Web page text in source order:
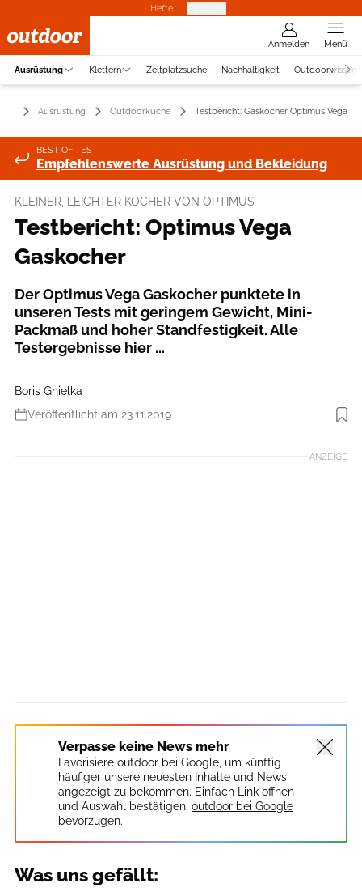
Hefte
Anmelden Menü
Ausrüstung Klettern Zeltplatzsuche Nachhaltigkeit Outdoorwissen
Ausrüstung Outdoorküche Testbericht: Gaskocher Optimus Vega
BEST OF TEST
Empfehlenswerte Ausrüstung und Bekleidung
KLEINER, LEICHTER KOCHER VON OPTIMUS
Testbericht: Optimus Vega
Gaskocher
Der Optimus Vega Gaskocher punktete in
unseren Tests mit geringem Gewicht, Mini-
Packmaß und hoher Standfestigkeit. Alle
Testergebnisse hier ...
Boris Gnielka
Veröffentlicht am 23.11.2019
Foto: Optimus
ANZEIGE
Verpasse keine News mehr
Favorisiere outdoor bei Google, um künftig
häufiger unsere neuesten Inhalte und News
angezeigt zu bekommen. Einfach Link öffnen
und Auswahl bestätigen: outdoor bei Google
bevorzugen.
Was uns gefällt: